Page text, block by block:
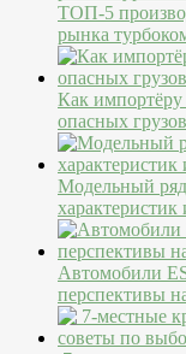
ТОП-5
рынка
Как импортёру
опасных грузов
Модельный
характеристик
Автомобили
перспективы